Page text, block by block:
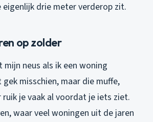
drie meter verderop zit.
op zolder
neus als ik een woning
misschien, maar die muffe,
je vaak al voordat je iets ziet.
waar veel woningen uit de jaren